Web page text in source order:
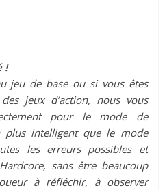
!
jeu de base ou si vous êtes
jeux d’action, nous vous
pour le mode de
plus intelligent que le mode
les erreurs possibles et
sans être beaucoup
à réfléchir, à observer